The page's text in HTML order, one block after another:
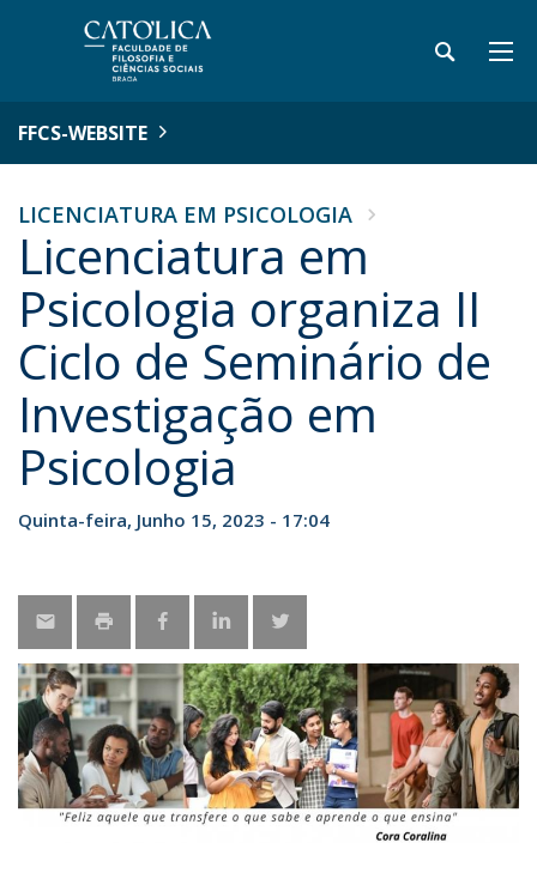
FFCS-WEBSITE
LICENCIATURA EM PSICOLOGIA
Licenciatura em
Psicologia organiza II
Ciclo de Seminário de
Investigação em
Psicologia
Quinta-feira, Junho 15, 2023 - 17:04